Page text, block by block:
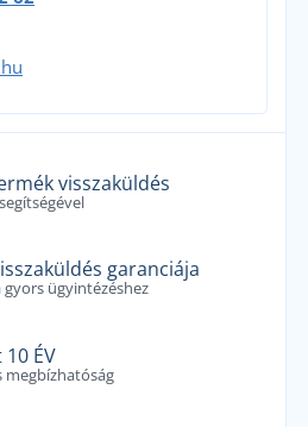
visszaküldés
garanciája
ügyintézéshez
ÉV
megbízhatóság